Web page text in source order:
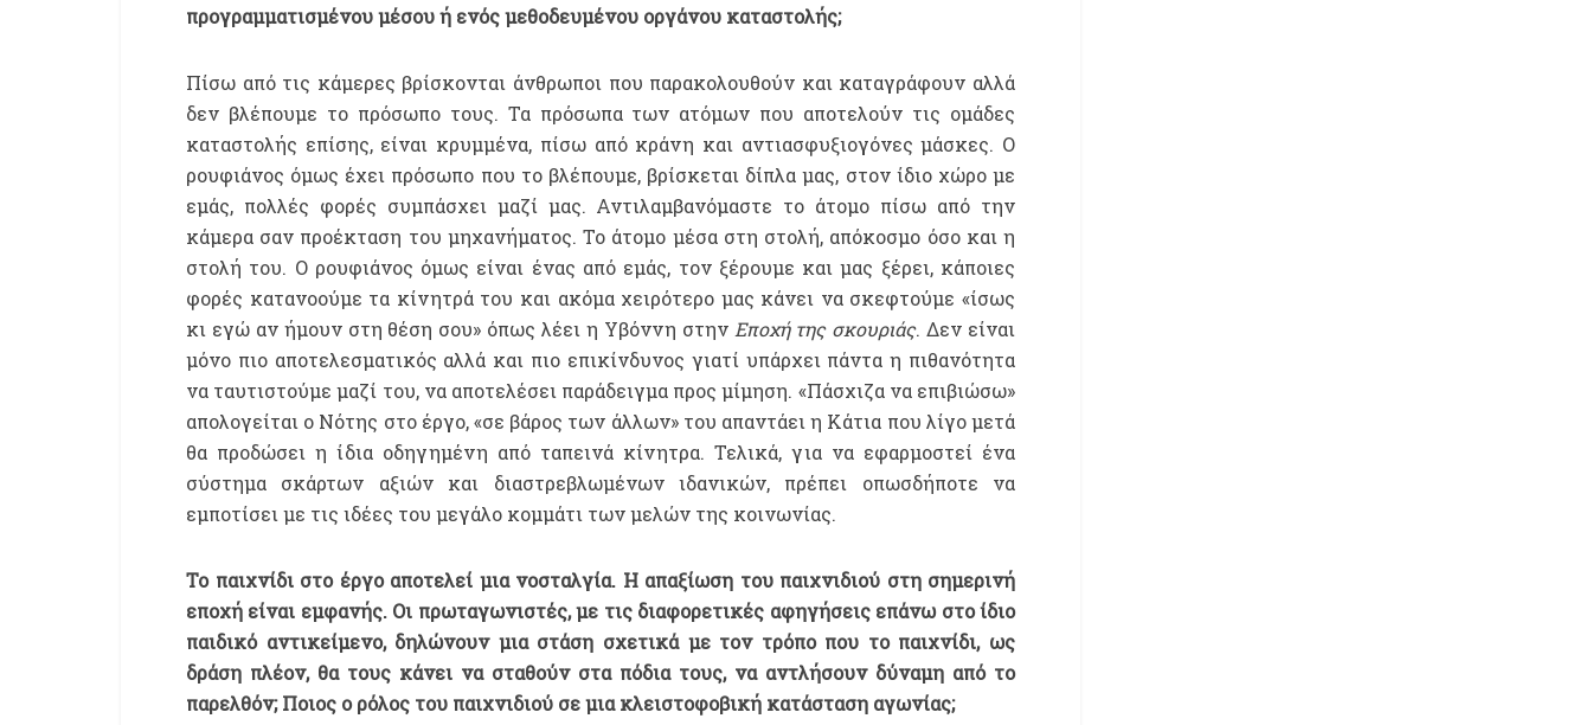
προγραμματισμένου μέσου ή ενός μεθοδευμένου οργάνου καταστολής;
Πίσω από τις κάμερες βρίσκονται άνθρωποι που παρακολουθούν και καταγράφουν αλλά
δεν βλέπουμε το πρόσωπο τους. Τα πρόσωπα των ατόμων που αποτελούν τις ομάδες
καταστολής επίσης, είναι κρυμμένα, πίσω από κράνη και αντιασφυξιογόνες μάσκες. Ο
ρουφιάνος όμως έχει πρόσωπο που το βλέπουμε, βρίσκεται δίπλα μας, στον ίδιο χώρο με
εμάς, πολλές φορές συμπάσχει μαζί μας. Αντιλαμβανόμαστε το άτομο πίσω από την
κάμερα σαν προέκταση του μηχανήματος. Το άτομο μέσα στη στολή, απόκοσμο όσο και η
στολή του. Ο ρουφιάνος όμως είναι ένας από εμάς, τον ξέρουμε και μας ξέρει, κάποιες
φορές κατανοούμε τα κίνητρά του και ακόμα χειρότερο μας κάνει να σκεφτούμε «ίσως
κι εγώ αν ήμουν στη θέση σου» όπως λέει η Υβόννη στην Εποχή της σκουριάς. Δεν είναι
μόνο πιο αποτελεσματικός αλλά και πιο επικίνδυνος γιατί υπάρχει πάντα η πιθανότητα
να ταυτιστούμε μαζί του, να αποτελέσει παράδειγμα προς μίμηση. «Πάσχιζα να επιβιώσω»
απολογείται ο Νότης στο έργο, «σε βάρος των άλλων» του απαντάει η Κάτια που λίγο μετά
θα προδώσει η ίδια οδηγημένη από ταπεινά κίνητρα. Τελικά, για να εφαρμοστεί ένα
σύστημα σκάρτων αξιών και διαστρεβλωμένων ιδανικών, πρέπει οπωσδήποτε να
εμποτίσει με τις ιδέες του μεγάλο κομμάτι των μελών της κοινωνίας.
Το παιχνίδι στο έργο αποτελεί μια νοσταλγία. Η απαξίωση του παιχνιδιού στη σημερινή
εποχή είναι εμφανής. Οι πρωταγωνιστές, με τις διαφορετικές αφηγήσεις επάνω στο ίδιο
παιδικό αντικείμενο, δηλώνουν μια στάση σχετικά με τον τρόπο που το παιχνίδι, ως
δράση πλέον, θα τους κάνει να σταθούν στα πόδια τους, να αντλήσουν δύναμη από το
παρελθόν; Ποιος ο ρόλος του παιχνιδιού σε μια κλειστοφοβική κατάσταση αγωνίας;